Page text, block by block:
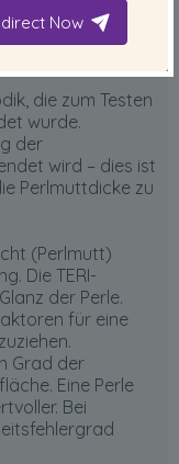
NACH
von
die zum Testen
wurde.
der
wird – dies ist
Perlmuttdicke zu
(Perlmutt)
Die TERI-
der Perle.
für eine
Grad der
Eine Perle
Bei
Now